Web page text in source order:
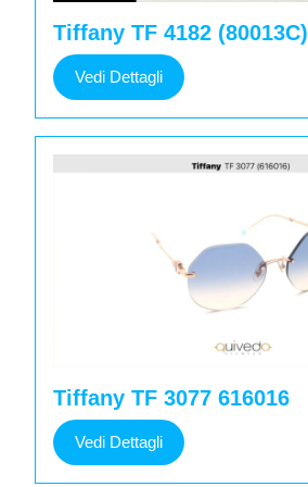
Tiffany TF 4182 (80013C)
Vedi DettagliVedi
Dettagli
Tiffany TF 3077 616016
Vedi DettagliVedi
Dettagli